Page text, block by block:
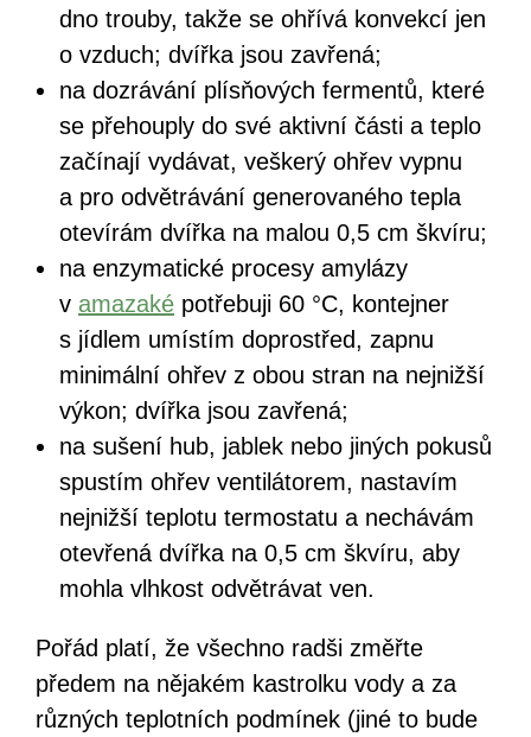
dno trouby, takže se ohřívá konvekcí jen
o vzduch; dvířka jsou zavřená;
na dozrávání plísňových fermentů, které
se přehouply do své aktivní části a teplo
začínají vydávat, veškerý ohřev vypnu
a pro odvětrávání generovaného tepla
otevírám dvířka na malou 0,5 cm škvíru;
na enzymatické procesy amylázy
v amazaké potřebuji 60 °C, kontejner
s jídlem umístím doprostřed, zapnu
minimální ohřev z obou stran na nejnižší
výkon; dvířka jsou zavřená;
na sušení hub, jablek nebo jiných pokusů
spustím ohřev ventilátorem, nastavím
nejnižší teplotu termostatu a nechávám
otevřená dvířka na 0,5 cm škvíru, aby
mohla vlhkost odvětrávat ven.
Pořád platí, že všechno radši změřte
předem na nějakém kastrolku vody a za
různých teplotních podmínek (jiné to bude